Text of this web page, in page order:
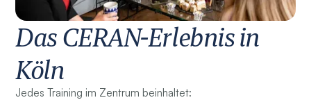
Das CERAN-Erlebnis in
Köln
Jedes Training im Zentrum beinhaltet: